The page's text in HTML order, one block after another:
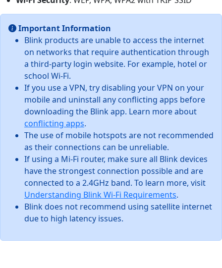
Important Information
Blink products are unable to access the internet
on networks that require authentication through
a third-party login website. For example, hotel or
school Wi-Fi.
If you use a VPN, try disabling your VPN on your
mobile and uninstall any conflicting apps before
downloading the Blink app. Learn more about
conflicting apps.
The use of mobile hotspots are not recommended
as their connections can be unreliable.
If using a Mi-Fi router, make sure all Blink devices
have the strongest connection possible and are
connected to a 2.4GHz band. To learn more, visit
Understanding Blink Wi-Fi Requirements.
Blink does not recommend using satellite internet
due to high latency issues.